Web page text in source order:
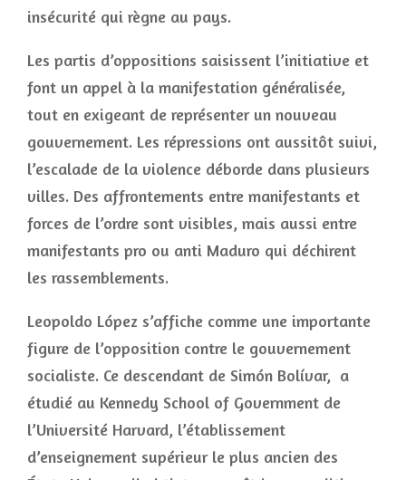
insécurité qui règne au pays.
Les partis d’oppositions saisissent l’initiative et
font un appel à la manifestation généralisée,
tout en exigeant de représenter un nouveau
gouvernement. Les répressions ont aussitôt suivi,
l’escalade de la violence déborde dans plusieurs
villes. Des affrontements entre manifestants et
forces de l’ordre sont visibles, mais aussi entre
manifestants pro ou anti Maduro qui déchirent
les rassemblements.
Leopoldo López s’affiche comme une importante
figure de l’opposition contre le gouvernement
socialiste. Ce descendant de Simón Bolívar, a
étudié au Kennedy School of Government de
l’Université Harvard, l’établissement
d’enseignement supérieur le plus ancien des